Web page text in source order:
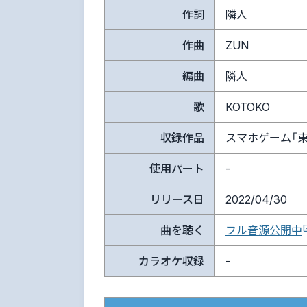
作詞 隣人
作曲 ZUN
編曲 隣人
歌 KOTOKO
収録作品 スマホゲーム「
使用パート -
リリース日 2022/04/30
曲を聴く フル音源公開中
カラオケ収録 -